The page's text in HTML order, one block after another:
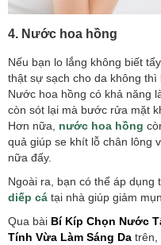
4. Nước hoa hồng
Nếu bạn lo lắng không biết
thật sự sạch cho da không
Nước hoa hồng có khả năng
còn sót lại mà bước rửa mặt
Hơn nữa, nước hoa hồng
quả giúp se khít lỗ chân lông
nữa đấy.
Ngoài ra, bạn có thể áp dụng
diếp cá tại nhà giúp giảm
Qua bài Bí Kíp Chọn Nước
Tính Vừa Làm Sáng Da trên,